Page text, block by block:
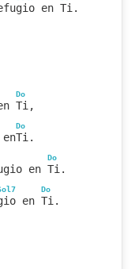
en Ti.
Do
Ti,
Do
Do
en Ti.
Do
en Ti.